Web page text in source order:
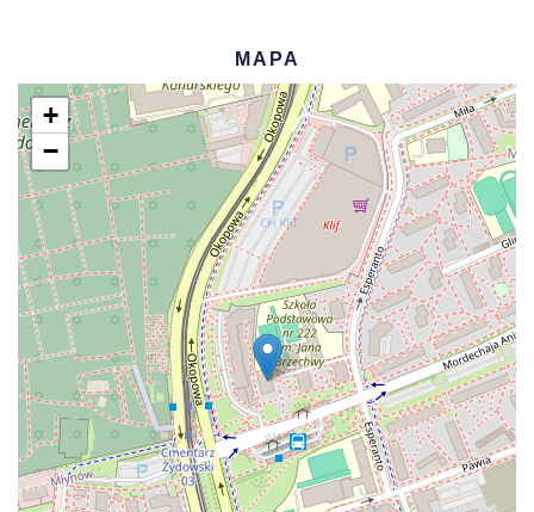
MAPA
+
−